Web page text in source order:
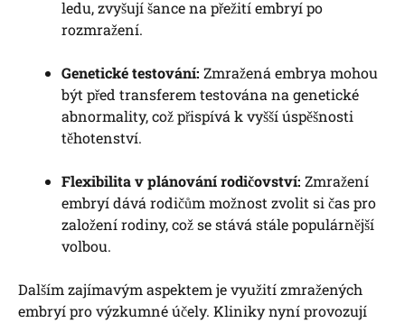
ledu, zvyšují šance na přežití embryí po
rozmražení.
Genetické testování: Zmražená embrya mohou
být před transferem testována na genetické
abnormality, což přispívá k vyšší úspěšnosti
těhotenství.
Flexibilita v plánování rodičovství: Zmražení
embryí dává rodičům možnost zvolit si čas pro
založení rodiny, což se stává stále populárnější
volbou.
Dalším zajímavým aspektem je využití zmražených
embryí pro výzkumné účely. Kliniky nyní provozují